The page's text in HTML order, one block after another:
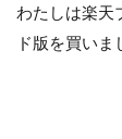
わたしは楽天
ド版を買いま